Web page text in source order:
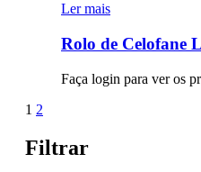
Ler mais
Rolo de Celofane
Faça login para ver os
Page
of
2
1 2
Filtrar